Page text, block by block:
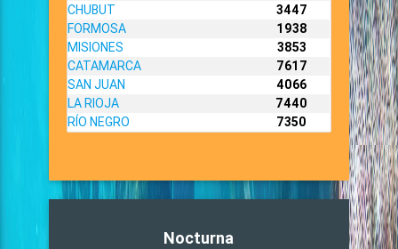
CHUBUT
3447
FORMOSA
1938
MISIONES
3853
CATAMARCA
7617
SAN JUAN
4066
LA RIOJA
7440
RÍO NEGRO
7350
Nocturna